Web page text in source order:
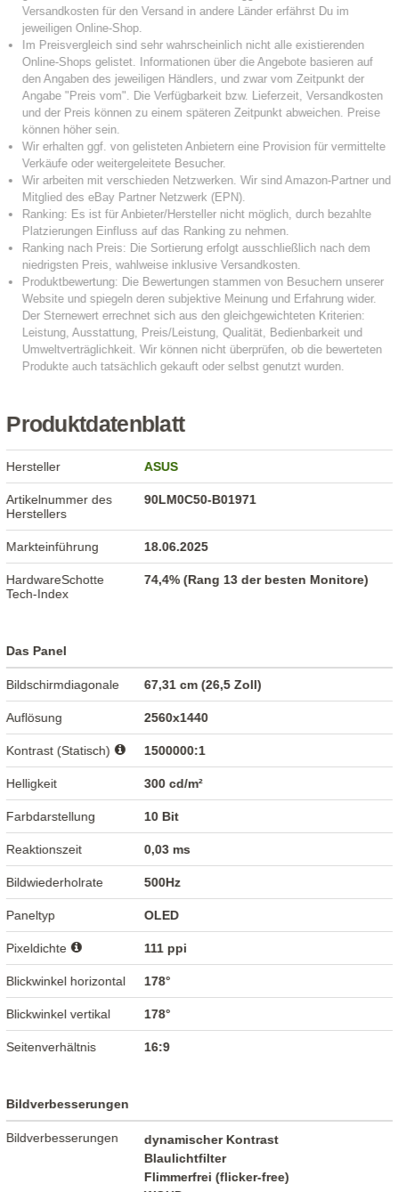
Produktdatenblatt
Hersteller ASUS
Artikelnummer des
Herstellers
90LM0C50-B01971
Markteinführung 18.06.2025
HardwareSchotte
Tech-Index
74,4% (Rang 13 der besten Monitore)
Das Panel
Bildschirmdiagonale 67,31 cm (26,5 Zoll)
Auflösung 2560x1440
Kontrast (Statisch) 1500000:1
Helligkeit 300 cd/m²
Farbdarstellung 10 Bit
Reaktionszeit 0,03 ms
Bildwiederholrate 500Hz
Paneltyp OLED
Pixeldichte 111 ppi
Blickwinkel horizontal 178°
Blickwinkel vertikal 178°
Seitenverhältnis 16:9
Bildverbesserungen
Bildverbesserungen
dynamischer Kontrast
Blaulichtfilter
Flimmerfrei (flicker-free)